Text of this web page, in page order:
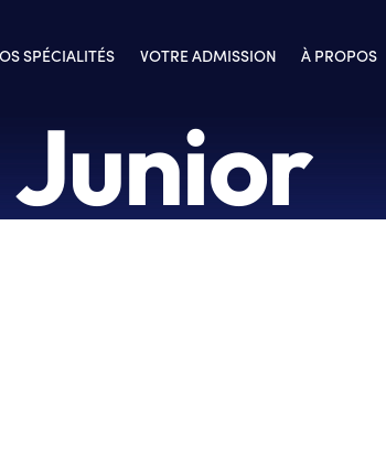
SPÉCIALITÉS VOTRE ADMISSION À PROPOS
Junior